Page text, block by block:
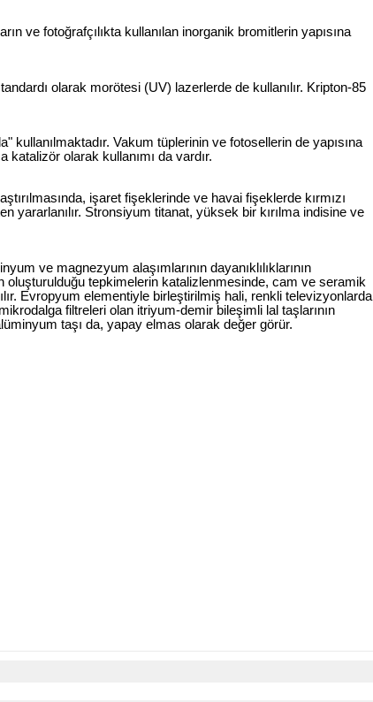
ve fotoğrafçılıkta kullanılan inorganik bromitlerin yapısına
olarak morötesi (UV) lazerlerde de kullanılır. Kripton-85
Vakum tüplerinin ve fotosellerin de yapısına
katalizör olarak kullanımı da vardır.
işaret fişeklerinde ve havai fişeklerde kırmızı
yararlanılır. Stronsiyum titanat, yüksek bir kırılma indisine ve
ve magnezyum alaşımlarının dayanıklılıklarının
oluşturulduğu tepkimelerin katalizlenmesinde, cam ve seramik
Evropyum elementiyle birleştirilmiş hali, renkli televizyonlarda
filtreleri olan itriyum-demir bileşimli lal taşlarının
taşı da, yapay elmas olarak değer görür.